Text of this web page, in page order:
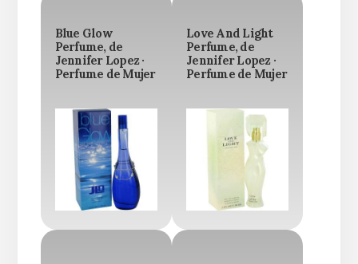
Blue Glow
Perfume, de
Jennifer Lopez ·
Perfume de Mujer
Love And Light
Perfume, de
Jennifer Lopez ·
Perfume de Mujer